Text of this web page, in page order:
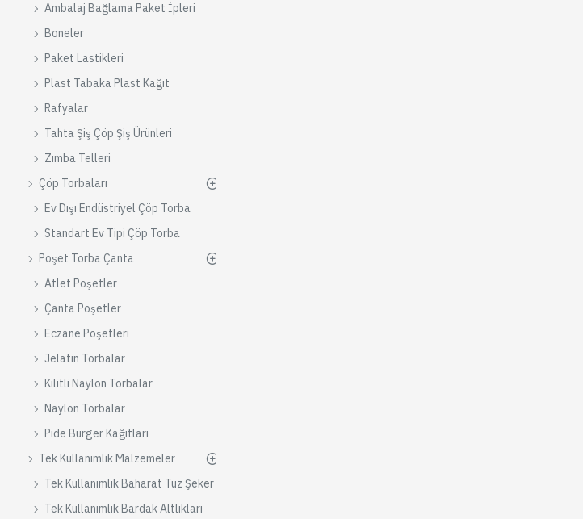
Ambalaj Bağlama Paket İpleri
Boneler
Paket Lastikleri
Plast Tabaka Plast Kağıt
Rafyalar
Tahta Şiş Çöp Şiş Ürünleri
Zımba Telleri
Çöp Torbaları
Ev Dışı Endüstriyel Çöp Torba
Standart Ev Tipi Çöp Torba
Poşet Torba Çanta
Atlet Poşetler
Çanta Poşetler
Eczane Poşetleri
Jelatin Torbalar
Kilitli Naylon Torbalar
Naylon Torbalar
Pide Burger Kağıtları
Tek Kullanımlık Malzemeler
Tek Kullanımlık Baharat Tuz Şeker
Tek Kullanımlık Bardak Altlıkları